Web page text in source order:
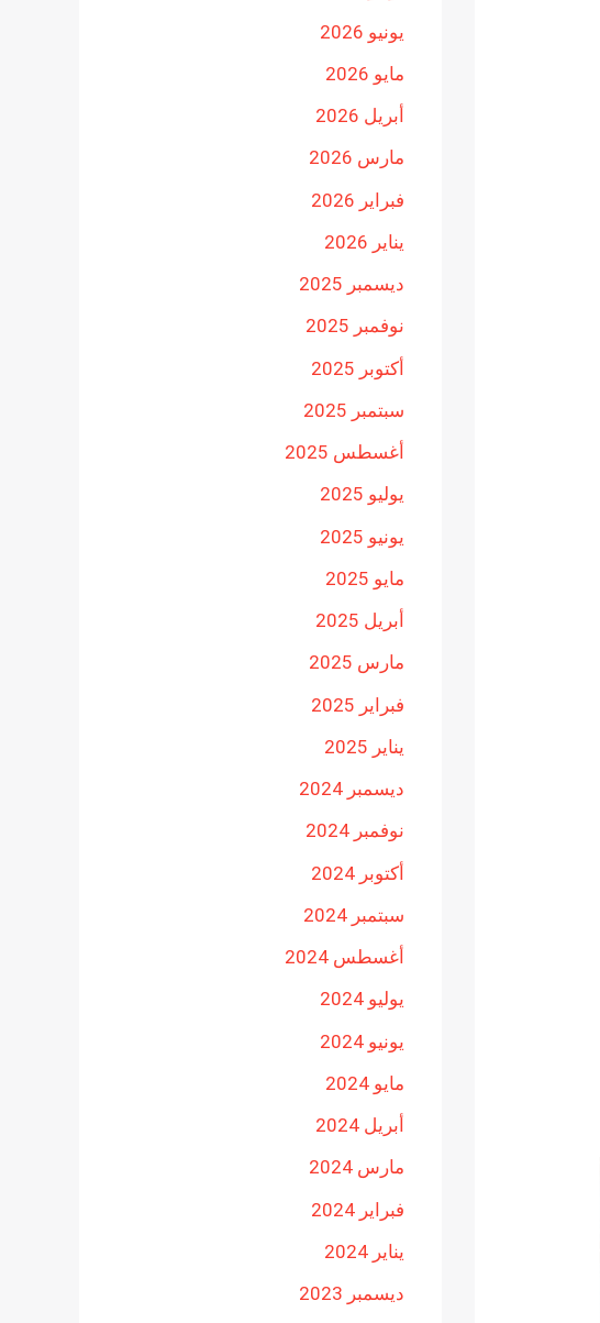
يونيو 2026
مايو 2026
أبريل 2026
مارس 2026
فبراير 2026
يناير 2026
ديسمبر 2025
نوفمبر 2025
أكتوبر 2025
سبتمبر 2025
أغسطس 2025
يوليو 2025
يونيو 2025
مايو 2025
أبريل 2025
مارس 2025
فبراير 2025
يناير 2025
ديسمبر 2024
نوفمبر 2024
أكتوبر 2024
سبتمبر 2024
أغسطس 2024
يوليو 2024
يونيو 2024
مايو 2024
أبريل 2024
مارس 2024
فبراير 2024
يناير 2024
ديسمبر 2023